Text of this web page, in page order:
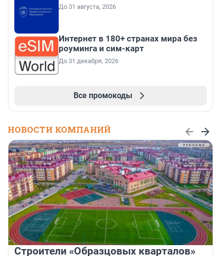
До 31 августа, 2026
Интернет в 180+ странах мира без
роуминга и сим-карт
До 31 декабря, 2026
Все промокоды
НОВОСТИ КОМПАНИЙ
Строители «Образцовых кварталов»